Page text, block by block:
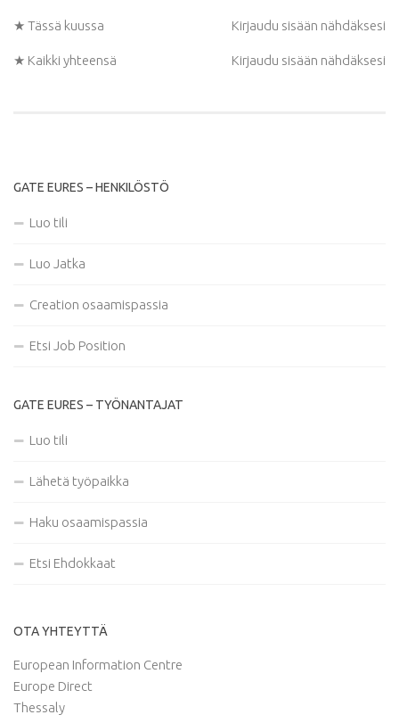
★ Tässä kuussa Kirjaudu sisään nähdäksesi
★ Kaikki yhteensä Kirjaudu sisään nähdäksesi
GATE EURES – HENKILÖSTÖ
Luo tili
Luo Jatka
Creation osaamispassia
Etsi Job Position
GATE EURES – TYÖNANTAJAT
Luo tili
Lähetä työpaikka
Haku osaamispassia
Etsi Ehdokkaat
OTA YHTEYTTÄ
European Information Centre
Europe Direct
Thessaly